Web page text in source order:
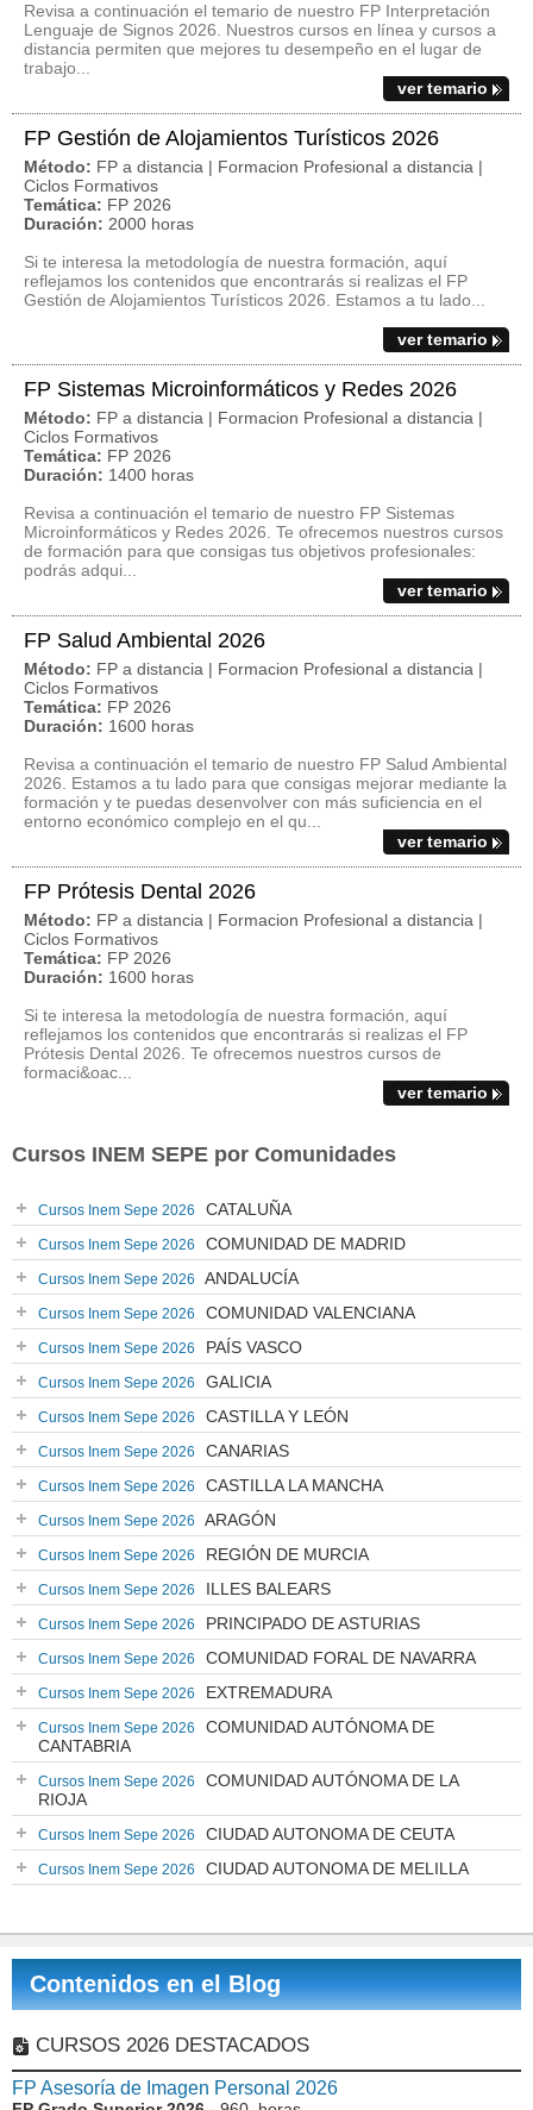
Revisa a continuación el temario de nuestro FP Interpretación
Lenguaje de Signos 2026. Nuestros cursos en línea y cursos a
distancia permiten que mejores tu desempeño en el lugar de
trabajo...
ver temario
FP Gestión de Alojamientos Turísticos 2026
Método: FP a distancia | Formacion Profesional a distancia |
Ciclos Formativos
Temática: FP 2026
Duración: 2000 horas
Si te interesa la metodología de nuestra formación, aquí
reflejamos los contenidos que encontrarás si realizas el FP
Gestión de Alojamientos Turísticos 2026. Estamos a tu lado...
ver temario
FP Sistemas Microinformáticos y Redes 2026
Método: FP a distancia | Formacion Profesional a distancia |
Ciclos Formativos
Temática: FP 2026
Duración: 1400 horas
Revisa a continuación el temario de nuestro FP Sistemas
Microinformáticos y Redes 2026. Te ofrecemos nuestros cursos
de formación para que consigas tus objetivos profesionales:
podrás adqui...
ver temario
FP Salud Ambiental 2026
Método: FP a distancia | Formacion Profesional a distancia |
Ciclos Formativos
Temática: FP 2026
Duración: 1600 horas
Revisa a continuación el temario de nuestro FP Salud Ambiental
2026. Estamos a tu lado para que consigas mejorar mediante la
formación y te puedas desenvolver con más suficiencia en el
entorno económico complejo en el qu...
ver temario
FP Prótesis Dental 2026
Método: FP a distancia | Formacion Profesional a distancia |
Ciclos Formativos
Temática: FP 2026
Duración: 1600 horas
Si te interesa la metodología de nuestra formación, aquí
reflejamos los contenidos que encontrarás si realizas el FP
Prótesis Dental 2026. Te ofrecemos nuestros cursos de
formaci&oac...
ver temario
Cursos INEM SEPE por Comunidades
Cursos Inem Sepe 2026 CATALUÑA
Cursos Inem Sepe 2026 COMUNIDAD DE MADRID
Cursos Inem Sepe 2026 ANDALUCÍA
Cursos Inem Sepe 2026 COMUNIDAD VALENCIANA
Cursos Inem Sepe 2026 PAÍS VASCO
Cursos Inem Sepe 2026 GALICIA
Cursos Inem Sepe 2026 CASTILLA Y LEÓN
Cursos Inem Sepe 2026 CANARIAS
Cursos Inem Sepe 2026 CASTILLA LA MANCHA
Cursos Inem Sepe 2026 ARAGÓN
Cursos Inem Sepe 2026 REGIÓN DE MURCIA
Cursos Inem Sepe 2026 ILLES BALEARS
Cursos Inem Sepe 2026 PRINCIPADO DE ASTURIAS
Cursos Inem Sepe 2026 COMUNIDAD FORAL DE NAVARRA
Cursos Inem Sepe 2026 EXTREMADURA
Cursos Inem Sepe 2026
COMUNIDAD AUTÓNOMA DE
CANTABRIA
Cursos Inem Sepe 2026
COMUNIDAD AUTÓNOMA DE LA
RIOJA
Cursos Inem Sepe 2026 CIUDAD AUTONOMA DE CEUTA
Cursos Inem Sepe 2026 CIUDAD AUTONOMA DE MELILLA
Contenidos en el Blog
CURSOS 2026 DESTACADOS
FP Asesoría de Imagen Personal 2026